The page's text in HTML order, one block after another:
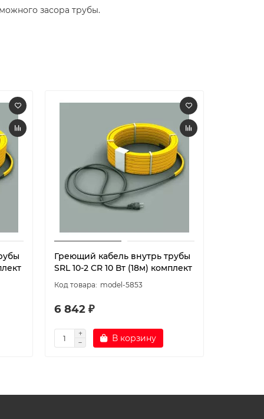
засора трубы.
Греющий кабель внутрь трубы
SRL 10-2 CR 10 Вт (18м) комплект
model-5853
6 842 ₽
В корзину